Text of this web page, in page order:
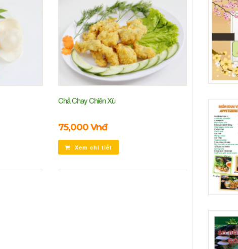
Chả Chay Chiên Xù
75,000 Vnđ
Xem chi tiết